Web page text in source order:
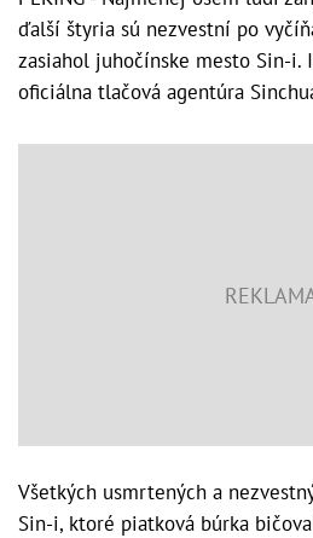
ďalší štyria sú nezvestní po
zasiahol juhočínske mesto Sin-i.
oficiálna tlačová agentúra
Všetkých usmrtených a
Sin-i, ktoré piatková búrka